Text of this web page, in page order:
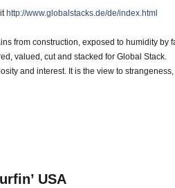
http://www.globalstacks.de/de/index.html
from construction, exposed to humidity by
valued , cut and stacked for Global Stack.
and interest. It is the view tostrangeness,
USA